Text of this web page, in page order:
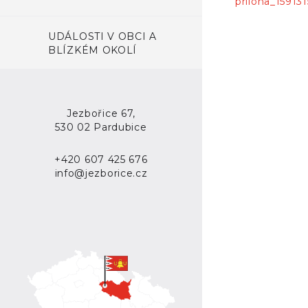
UDÁLOSTI V OBCI A
BLÍZKÉM OKOLÍ
Jezbořice 67,
530 02 Pardubice
+420 607 425 676
info@jezborice.cz